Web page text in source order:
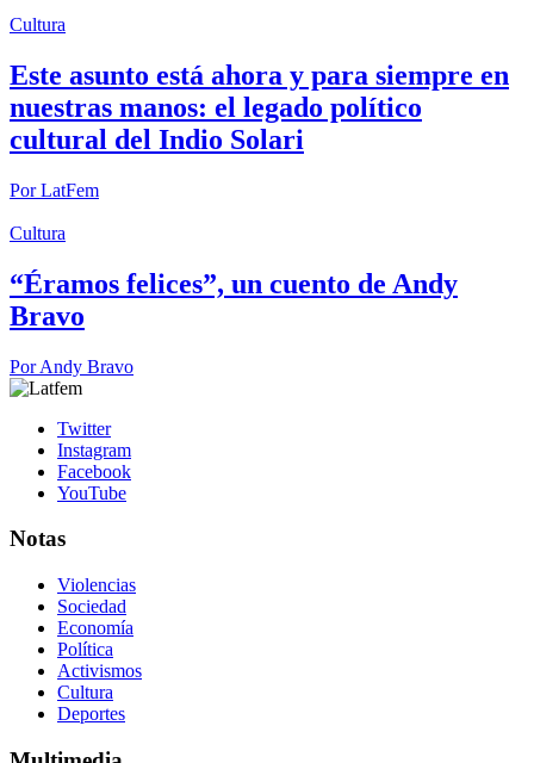
Cultura
Este asunto está ahora y para siempre en
nuestras manos: el legado político
cultural del Indio Solari
PorLatFem
Cultura
“Éramos felices”, un cuento de Andy
Bravo
PorAndy Bravo
Twitter
Instagram
Facebook
YouTube
Notas
Violencias
Sociedad
Economía
Política
Activismos
Cultura
Deportes